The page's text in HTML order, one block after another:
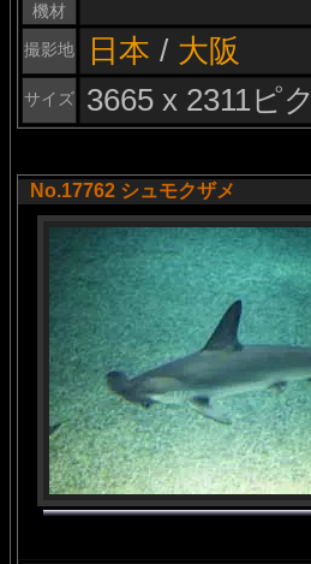
機材
撮影地
日本 / 大阪
サイズ 3665 x 2311ピ
No.17762 シュモクザメ